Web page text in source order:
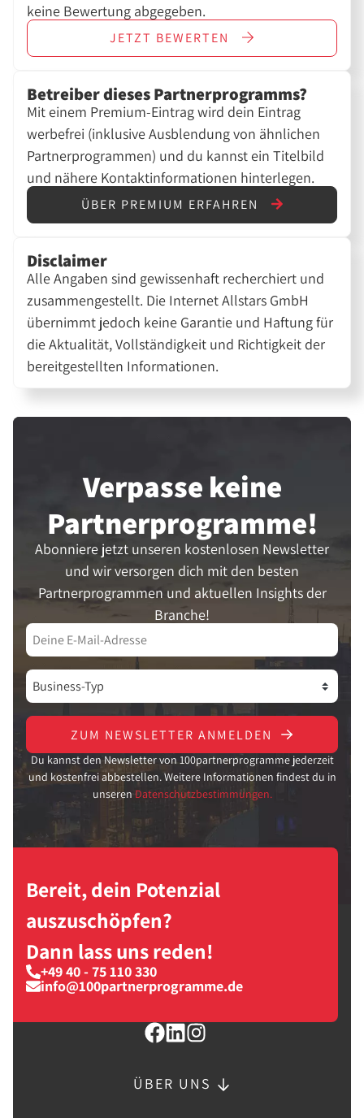
keine Bewertung abgegeben.
JETZT BEWERTEN
Betreiber dieses Partnerprogramms?
Mit einem Premium-Eintrag wird dein Eintrag
werbefrei (inklusive Ausblendung von ähnlichen
Partnerprogrammen) und du kannst ein Titelbild
und nähere Kontaktinformationen hinterlegen.
ÜBER PREMIUM ERFAHREN
Disclaimer
Alle Angaben sind gewissenhaft recherchiert und
zusammengestellt. Die Internet Allstars GmbH
übernimmt jedoch keine Garantie und Haftung für
die Aktualität, Vollständigkeit und Richtigkeit der
bereitgestellten Informationen.
Verpasse keine
Partner­programme!
Abonniere jetzt unseren kostenlosen Newsletter
und wir versorgen dich mit den besten
Partnerprogrammen und aktuellen Insights der
Branche!
ZUM NEWSLETTER ANMELDEN
Du kannst den Newsletter von 100partnerprogramme jederzeit
und kostenfrei abbestellen. Weitere Informationen findest du in
unseren Datenschutzbestimmungen.
Bereit, dein Potenzial
auszuschöpfen?
Dann lass uns reden!
+49 40 - 75 110 330
info@100partnerprogramme.de
ÜBER UNS